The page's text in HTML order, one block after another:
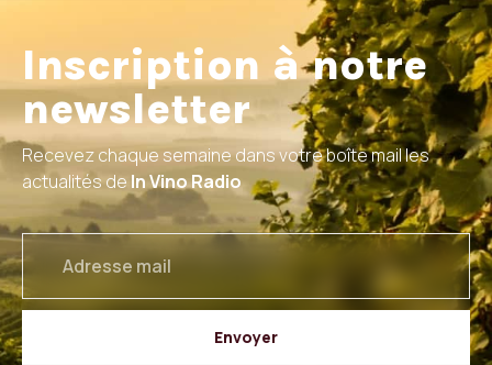
Inscription à notre
newsletter
Recevez chaque semaine dans votre boîte mail les
actualités de In Vino Radio
email
Envoyer